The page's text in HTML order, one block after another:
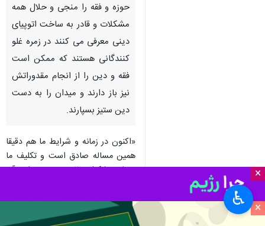
×
×
حوزه و فقه را منجی و حلال همه
مشكلات و قادر به ساخت اتوپیای
دینی معرفی می كنند در زمره غلو
كنندگانی هستند كه ممكن است
فقه و دین را از انجام مقدوراتش
نیز باز دارند و میدان را به دست
دین ستیز بسپارند.
«اكنون در زمانه و شرایط ما هم دقیقا
همین مساله صادق است و تكلیف ما
در امر تشكیل نظام دینی و تداوم آن
كه در ظلمات زمانه كنونی یك جرقه می
تواند كاری عظیم باشد تا چه رسد به
♿︎